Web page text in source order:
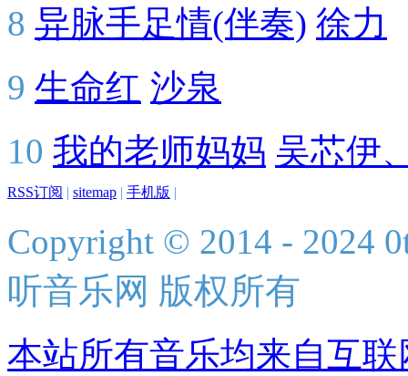
8 异脉手足情(伴奏) 徐力
9 生命红 沙泉
10 我的老师妈妈 吴芯伊
RSS订阅 | sitemap | 手机版 |
Copyright © 2014 - 2024
听音乐网 版权所有
本站所有音乐均来自互